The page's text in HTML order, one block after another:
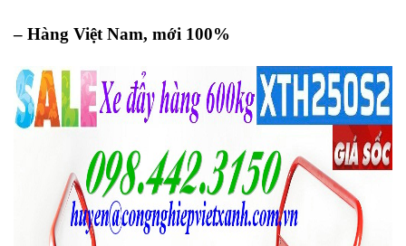
– Hàng Việt Nam, mới 100%